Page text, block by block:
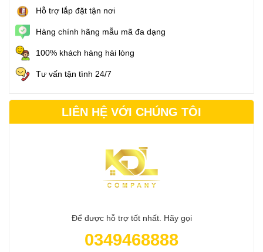
Hỗ trợ lắp đặt tận nơi
Hàng chính hãng mẫu mã đa dạng
100% khách hàng hài lòng
Tư vấn tận tình 24/7
LIÊN HỆ VỚI CHÚNG TÔI
Để được hỗ trợ tốt nhất. Hãy gọi
0349468888